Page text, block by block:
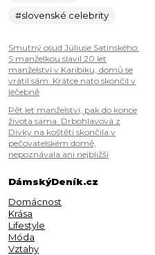
#slovenské celebrity
Smutný osud Júliuse Satinského:
S manželkou slavil 20 let
manželství v Karibiku, domů se
vrátil sám. Krátce nato skončil v
léčebně
Pět let manželství, pak do konce
života sama. Drbohlavová z
Dívky na koštěti skončila v
pečovatelském domě,
nepoznávala ani nejbližší
DámskýDeník.cz
Domácnost
Krása
Lifestyle
Móda
Vztahy